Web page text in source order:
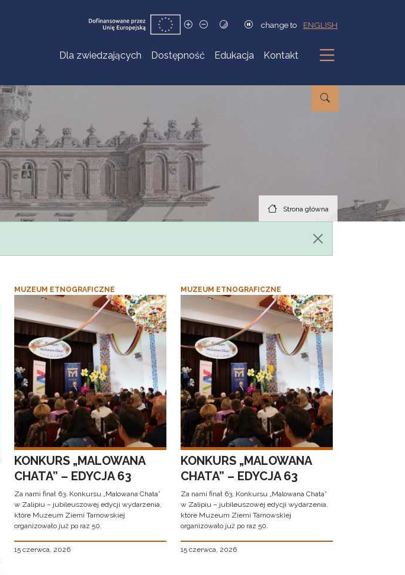
change to ENGLISH
Dla zwiedzających Dostępność Edukacja Kontakt
Podmenu
Strona główna
MUZEUM ETNOGRAFICZNE
KONKURS „MALOWANA
CHATA” – EDYCJA 63
Za nami finał 63. Konkursu „Malowana Chata”
w Zalipiu – jubileuszowej edycji wydarzenia,
które Muzeum Ziemi Tarnowskiej
organizowało już po raz 50.
15 czerwca, 2026
MUZEUM ETNOGRAFICZNE
KONKURS „MALOWANA
CHATA” – EDYCJA 63
Za nami finał 63. Konkursu „Malowana Chata”
w Zalipiu – jubileuszowej edycji wydarzenia,
które Muzeum Ziemi Tarnowskiej
organizowało już po raz 50.
15 czerwca, 2026